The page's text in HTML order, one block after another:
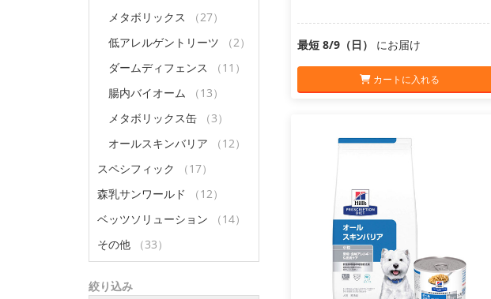
メタボリックス
（27）
低アレルゲントリーツ
（2）
ダームディフェンス
（11）
腸内バイオーム
（13）
メタボリックス缶
（3）
オールスキンバリア
（12）
スペシフィック
（17）
森乳サンワールド
（12）
ベッツソリューション
（14）
その他
（33）
絞り込み
最短 8/9（日） にお届け
カートに入れる